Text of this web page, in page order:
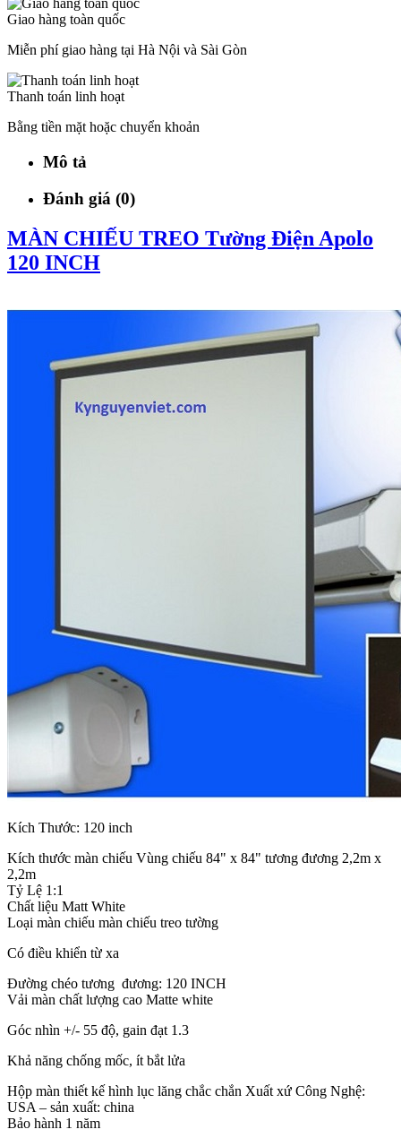
Giao hàng toàn quốc
Miễn phí giao hàng tại Hà Nội và Sài Gòn
Thanh toán linh hoạt
Bằng tiền mặt hoặc chuyển khoản
Mô tả
Đánh giá (0)
MÀN CHIẾU TREO Tường Điện Apolo
120 INCH
Kích Thước: 120 inch
Kích thước màn chiếu Vùng chiếu 84" x 84" tương đương 2,2m x
2,2m
Tỷ Lệ 1:1
Chất liệu Matt White
Loại màn chiếu màn chiếu treo tường
Có điều khiển từ xa
Đường chéo tương đương: 120 INCH
Vải màn chất lượng cao Matte white
Góc nhìn +/- 55 độ, gain đạt 1.3
Khả năng chống mốc, ít bắt lửa
Hộp màn thiết kế hình lục lăng chắc chắn Xuất xứ Công Nghệ:
USA – sản xuất: china
Bảo hành 1 năm